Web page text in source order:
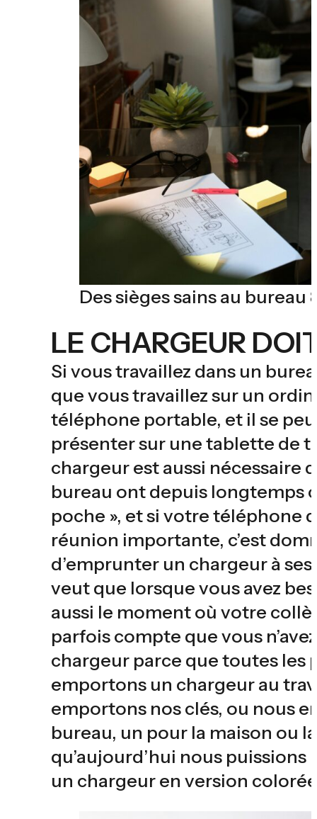
Des sièges sains au bureau
LE CHARGEUR
Si vous travaillez dans un
que vous travaillez sur un
téléphone portable, et il se
présenter sur une tablette de
chargeur est aussi nécessaire
bureau ont depuis longtemps
poche », et si votre téléphone
réunion importante, c’est
d’emprunter un chargeur à
veut que lorsque vous avez
aussi le moment où votre
parfois compte que vous
chargeur parce que toutes les
emportons un chargeur au
emportons nos clés, ou nous
bureau, un pour la maison ou
qu’aujourd’hui nous
un chargeur en version